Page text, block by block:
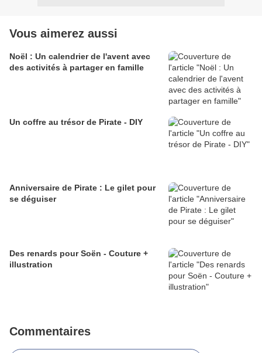
Vous aimerez aussi
Noël : Un calendrier de l'avent avec
des activités à partager en famille
Un coffre au trésor de Pirate - DIY
Anniversaire de Pirate : Le gilet pour
se déguiser
Des renards pour Soën - Couture +
illustration
Commentaires